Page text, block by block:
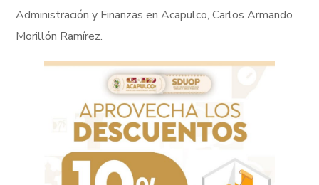
Administración y Finanzas en Acapulco, Carlos Armando
Morillón Ramírez.